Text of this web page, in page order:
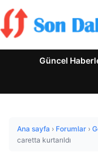
Güncel
Ana sayfa › Forumlar ›
caretta kurtarıldı